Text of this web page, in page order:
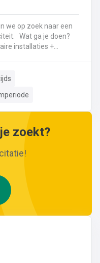
met
we op zoek naar een
installaties +
gaan
Indien je nog vragen
zoekt?